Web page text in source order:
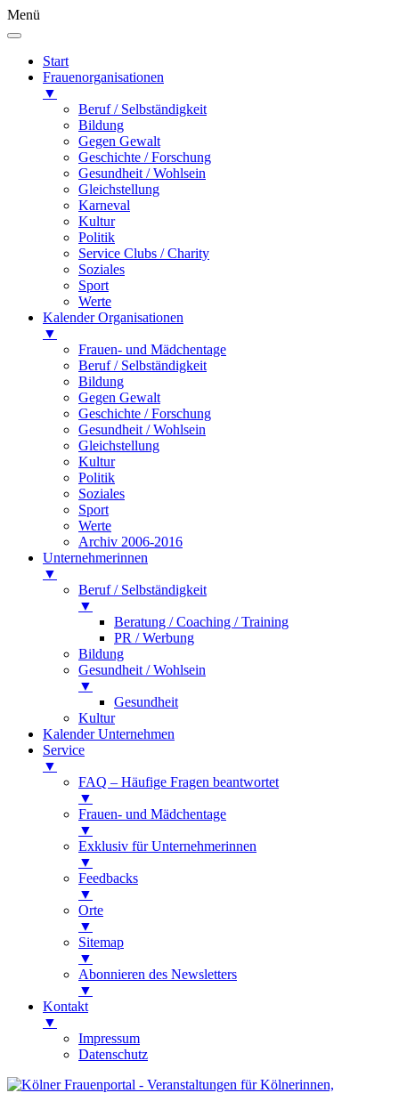
Menü
Start
Frauenorganisationen
▼
Beruf / Selbständigkeit
Bildung
Gegen Gewalt
Geschichte / Forschung
Gesundheit / Wohlsein
Gleichstellung
Karneval
Kultur
Politik
Service Clubs / Charity
Soziales
Sport
Werte
Kalender Organisationen
▼
Frauen- und Mädchentage
Beruf / Selbständigkeit
Bildung
Gegen Gewalt
Geschichte / Forschung
Gesundheit / Wohlsein
Gleichstellung
Kultur
Politik
Soziales
Sport
Werte
Archiv 2006-2016
Unternehmerinnen
▼
Beruf / Selbständigkeit
▼
Beratung / Coaching / Training
PR / Werbung
Bildung
Gesundheit / Wohlsein
▼
Gesundheit
Kultur
Kalender Unternehmen
Service
▼
FAQ – Häufige Fragen beantwortet
▼
Frauen- und Mädchentage
▼
Exklusiv für Unternehmerinnen
▼
Feedbacks
▼
Orte
▼
Sitemap
▼
Abonnieren des Newsletters
▼
Kontakt
▼
Impressum
Datenschutz